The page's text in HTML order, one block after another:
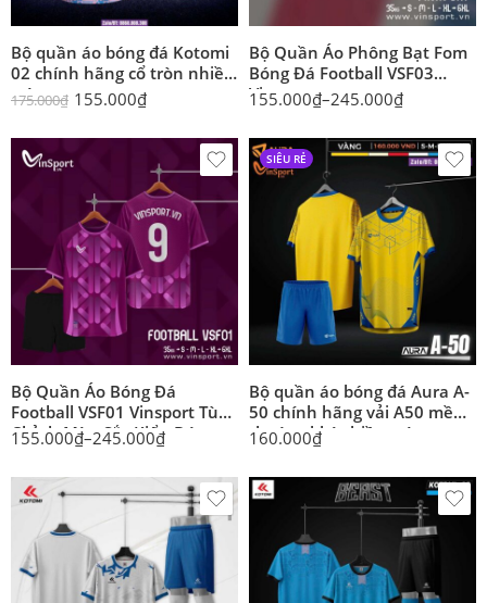
Bộ quần áo bóng đá Kotomi
02 chính hãng cổ tròn nhiều
màu
175.000₫ 155.000₫
Bộ Quần Áo Phông Bạt Fom
Bóng Đá Football VSF03
Vinsport
155.000₫–245.000₫
Bộ Quần Áo Bóng Đá
Football VSF01 Vinsport Tùy
Chỉnh Màu Sắc Kiểu Dáng
Chất Liệu
155.000₫–245.000₫
SIÊU RẺ
Bộ quần áo bóng đá Aura A-
50 chính hãng vải A50 mềm
thoáng khí nhiều màu
160.000₫